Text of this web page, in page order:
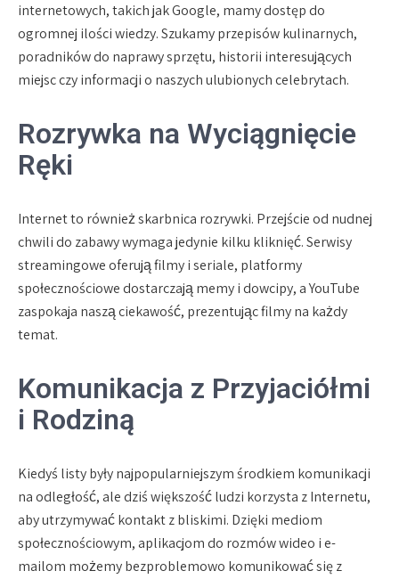
internetowych, takich jak Google, mamy dostęp do
ogromnej ilości wiedzy. Szukamy przepisów kulinarnych,
poradników do naprawy sprzętu, historii interesujących
miejsc czy informacji o naszych ulubionych celebrytach.
Rozrywka na Wyciągnięcie
Ręki
Internet to również skarbnica rozrywki. Przejście od nudnej
chwili do zabawy wymaga jedynie kilku kliknięć. Serwisy
streamingowe oferują filmy i seriale, platformy
społecznościowe dostarczają memy i dowcipy, a YouTube
zaspokaja naszą ciekawość, prezentując filmy na każdy
temat.
Komunikacja z Przyjaciółmi
i Rodziną
Kiedyś listy były najpopularniejszym środkiem komunikacji
na odległość, ale dziś większość ludzi korzysta z Internetu,
aby utrzymywać kontakt z bliskimi. Dzięki mediom
społecznościowym, aplikacjom do rozmów wideo i e-
mailom możemy bezproblemowo komunikować się z